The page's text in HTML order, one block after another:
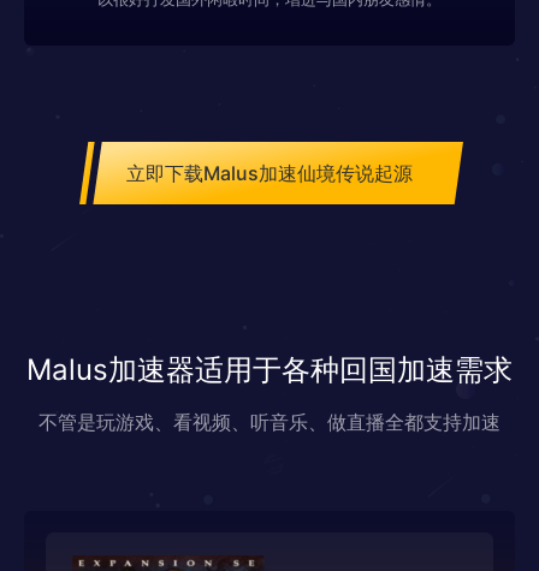
立即下载Malus加速仙境传说起源
Malus加速器适用于各种回国加速需求
不管是玩游戏、看视频、听音乐、做直播全都支持加速